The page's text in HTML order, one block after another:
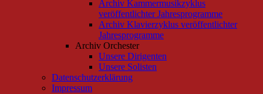
Archiv Kammermusikzyklus
veröffentlichter Jahresprogramme
Archiv Klavierzyklus veröffentlichter
Jahresprogramme
Archiv Orchester
Unsere Dirigenten
Unsere Solisten
Datenschutzerklärung
Impressum